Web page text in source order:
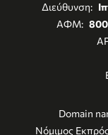
Διεύθυνση:
ΑΦΜ:
Domain
Νόμιμος